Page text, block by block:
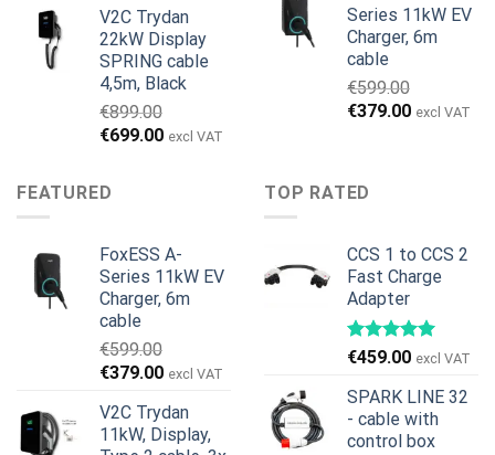
var:
€1,495.00.
är:
€1,395.00.
V2C Trydan
22kW Display
SPRING cable
4,5m, Black
€899.00
Det
priset
var:
€699.00Det
excl VAT
Series 11kW EV
Charger, 6m
cable
€599.00
Det
€599.00.
€379.00Det
excl VAT
FEATURED
FoxESS A-
Series 11kW EV
Charger, 6m
cable
€599.00
Det
priset
var:
€379.00Det
priset
är:
excl VAT
V2C Trydan
11kW, Display,
TOP RATED
CCS 1 to CCS 2
Fast Charge
Adapter
€459.00 excl VAT
SPARK LINE 32
- cable with
control box